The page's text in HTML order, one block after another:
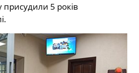
5 років